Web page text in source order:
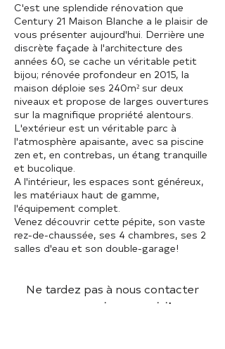
C'est une splendide rénovation que
Century 21 Maison Blanche a le plaisir de
vous présenter aujourd'hui. Derrière une
discrète façade à l'architecture des
années 60, se cache un véritable petit
bijou; rénovée profondeur en 2015, la
maison déploie ses 240m² sur deux
niveaux et propose de larges ouvertures
sur la magnifique propriété alentours.
L'extérieur est un véritable parc à
l'atmosphère apaisante, avec sa piscine
zen et, en contrebas, un étang tranquille
et bucolique.
A l'intérieur, les espaces sont généreux,
les matériaux haut de gamme,
l'équipement complet.
Venez découvrir cette pépite, son vaste
rez-de-chaussée, ses 4 chambres, ses 2
salles d'eau et son double-garage!
Ne tardez pas à nous contacter
organiser une visite.